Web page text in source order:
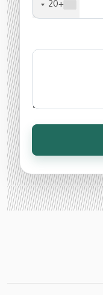
+20